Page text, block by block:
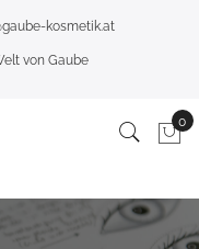
kosmetik.at
von Gaube